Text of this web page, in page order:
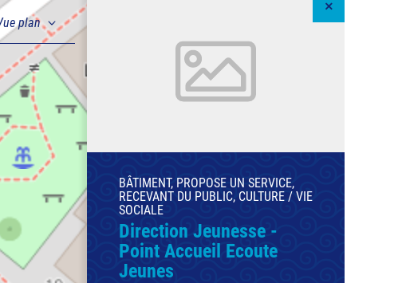
BÂTIMENT, PROPOSE UN SERVICE,
RECEVANT DU PUBLIC, CULTURE / VIE
SOCIALE
Direction Jeunesse -
Point Accueil Ecoute
Jeunes